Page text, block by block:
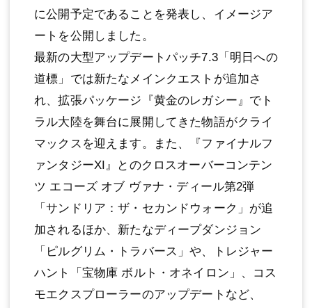
に公開予定であることを発表し、イメージア
ートを公開しました。
最新の大型アップデートパッチ7.3「明日への
道標」では新たなメインクエストが追加さ
れ、拡張パッケージ『黄金のレガシー』でト
ラル大陸を舞台に展開してきた物語がクライ
マックスを迎えます。また、『ファイナルフ
ァンタジーXI』とのクロスオーバーコンテン
ツ エコーズ オブ ヴァナ・ディール第2弾
「サンドリア：ザ・セカンドウォーク」が追
加されるほか、新たなディープダンジョン
「ピルグリム・トラバース」や、トレジャー
ハント「宝物庫 ボルト・オネイロン」、コス
モエクスプローラーのアップデートなど、